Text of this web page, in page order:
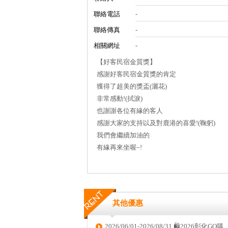
聯絡電話 -
聯絡傳真 -
相關網址 -
【好客民宿金質獎】
感謝好客民宿金質獎的肯定
獲得了超美的獎盃(灑花)
非常感動!(拭淚)
也謝謝各位有緣的客人
感謝大家的支持以及對鹿港的喜愛!(鞠躬)
我們會繼續加油的
有緣再來坐喔~!
其他優惠
2026/06/01-2026/08/31 🛍️2026彰化GO購